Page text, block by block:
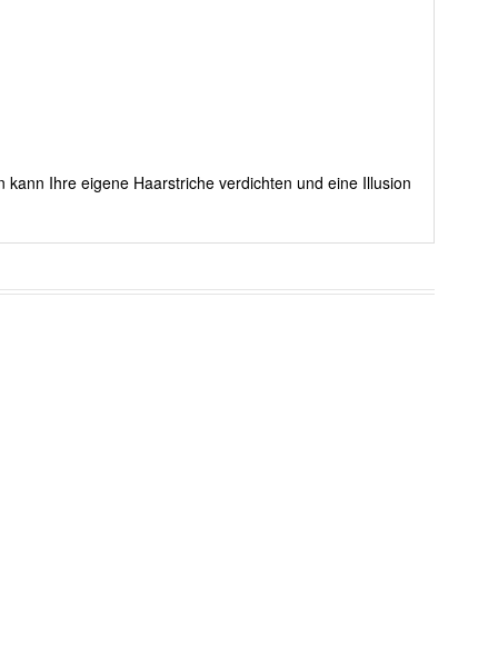
Ihre eigene Haarstriche verdichten und eine Illusion